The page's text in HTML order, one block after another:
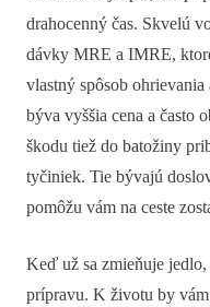
drahocenný čas. Skvelú
dávky MRE a IMRE,
vlastný spôsob
býva vyššia cena a často
škodu tiež do batožiny
tyčiniek. Tie bývajú
pomôžu vám na ceste
Keď už sa zmieňuje
prípravu. K životu by